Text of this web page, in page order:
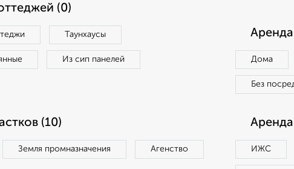
(0)
Таунхаусы
Из сип панелей Дома
Без
(10)
Земля промназначения Агенство
Аренда
ИЖС